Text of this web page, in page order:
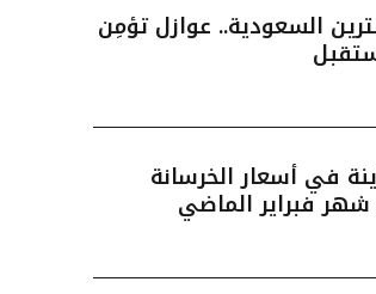
السعودية.. عوازل تؤمِن
في أسعار الخرسانة
شهر فبراير الماضي